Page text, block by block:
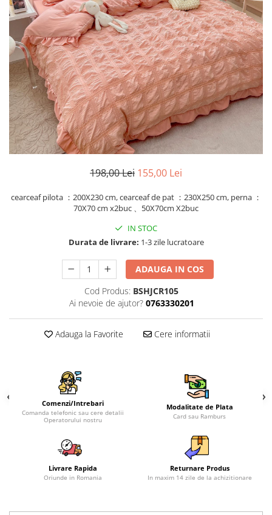
Cearceaf Normal
Lenjerii Pat Imprimeu 5D cu Elastic
Cearceaf cu Elastic pat 1 Persoana
Cearceaf cu Elastic pat 2 Persoane
Lenjerii Pat Inimi Brodate
Lenjerii Pat, Bumbac-Finet
Premium, 1 Persoana
Lenjerii Pat, Bumbac-Finet
Premium, 2 Persoane
Cearceaf cu Elastic
198,00 Lei 155,00 Lei
cearceaf pilota ：200X230 cm, cearceaf de pat ：230X250 cm, perna ：
70X70 cm x2buc 、50X70cm X2buc
IN STOC
Durata de livrare: 1-3 zile lucratoare
ADAUGA IN COS
Cod Produs: BSHJCR105
Ai nevoie de ajutor? 0763330201
Adauga la Favorite Cere informatii
Comenzi/Intrebari
Comanda telefonic sau cere detalii
Operatorului nostru
Modalitate de Plata
Card sau Ramburs
Livrare Rapida
Oriunde in Romania
Returnare Produs
In maxim 14 zile de la achizitionare